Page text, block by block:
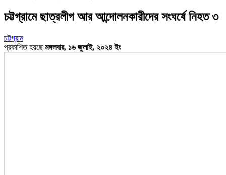
চট্টগ্রামে ছাত্রলীগ আর আন্দোলনকারীদের সংঘর্ষে নিহত ৩
চট্টগ্রাম
প্রকাশিত হয়ছেমঙ্গলবার, ১৬ জুলাই, ২০২৪ ইং